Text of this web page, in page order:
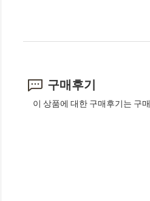
구매후기
이 상품에 대한 구매후기는 구